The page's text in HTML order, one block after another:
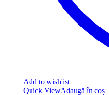
Add to wishlist
Quick ViewAdaugă în coș